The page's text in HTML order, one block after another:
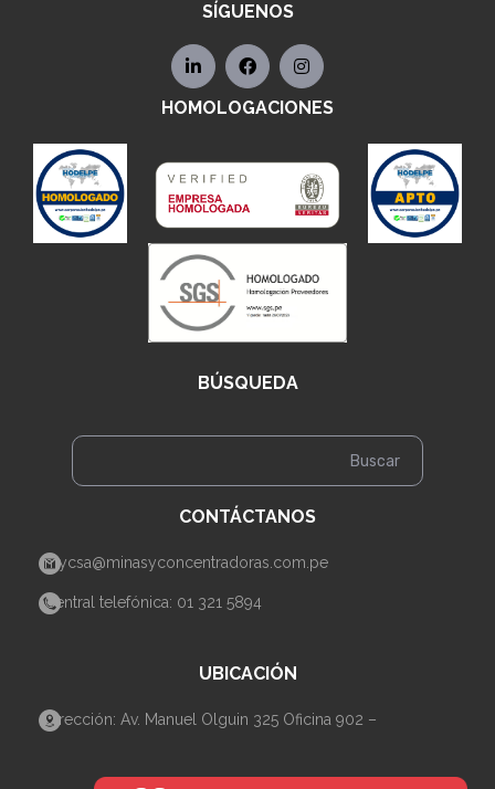
SÍGUENOS
HOMOLOGACIONES
BÚSQUEDA
CONTÁCTANOS
mycsa@minasyconcentradoras.com.pe
Central telefónica: 01 321 5894
UBICACIÓN
Dirección: Av. Manuel Olguin 325 Oficina 902 –